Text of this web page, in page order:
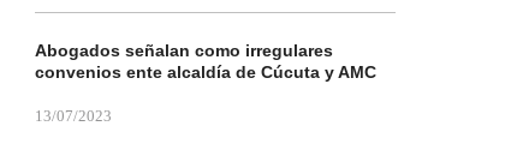
Abogados señalan como irregulares
convenios ente alcaldía de Cúcuta y AMC
13/07/2023